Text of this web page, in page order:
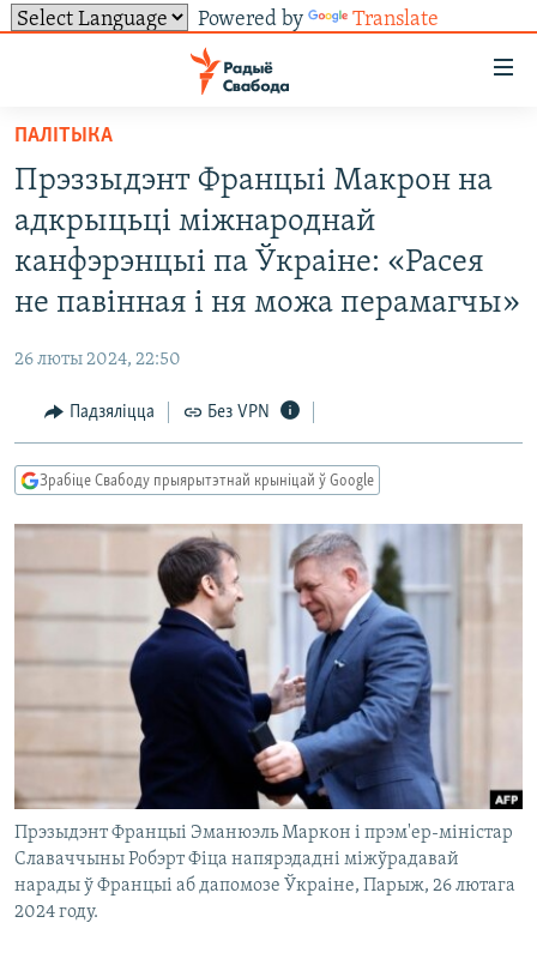
Powered by Translate
ўнівэрсальнага
доступу
Перайсьці
да
галоўнага
зьместу
Перайсьці
да
галоўнай
Перайсьці
да
пошуку
УСЕ НАВІНЫ
ВІДЭА І ФОТА
ВАЙНА
БЕЛАРУСЫ НА ВАЙНЕ
ТОЛЬКІ НА СВАБОДЗЕ
ТЭСТЫ
КНІГІ
АЎДЫЁКНІГІ
НА ХВАЛЯХ СВАБОДЫ
СУВЯЗЬ
АБЫСЬЦІ БЛЯКАВАНЬНЕ
ПАДПІСАЦЦА
FACEBOOK
TWITTER
САЧЫЦЕ ЗА АБНАЎЛЕНЬНЯМІ
ПАЛІТЫКА
Прэззыдэнт Францыі Макрон на
адкрыцьці міжнароднай
канфэрэнцыі па Ўкраіне: «Расея
не павінная і ня можа перамагчы»
26 люты 2024, 22:50
Падзяліцца Без VPN
Зрабіце Свабоду прыярытэтнай крыніцай ў Google
Прэзыдэнт Францыі Эманюэль Маркон і прэм'ер-міністар
Славаччыны Робэрт Фіца напярэдадні міжўрадавай
нарады ў Францыі аб дапомозе Ўкраіне, Парыж, 26 лютага
2024 году.